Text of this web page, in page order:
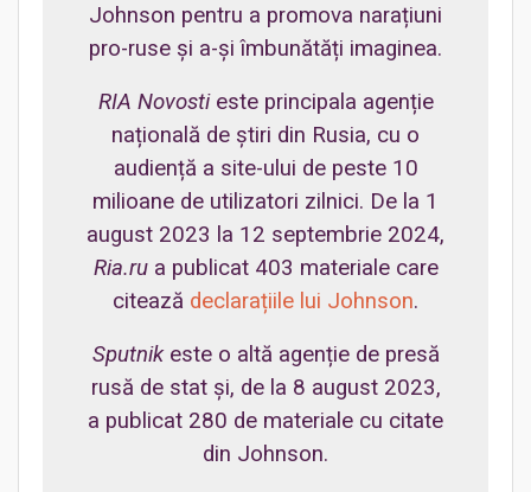
Johnson pentru a promova narațiuni
pro-ruse și a-și îmbunătăți imaginea.
RIA Novostieste principala agenție
națională de știri din Rusia, cu o
audiență a site-ului de peste 10
milioane de utilizatori zilnici. De la 1
august 2023 la 12 septembrie 2024,
Ria.rua publicat 403 materiale care
citează declarațiile lui Johnson.
Sputnikeste o altă agenție de presă
rusă de stat și, de la 8 august 2023,
a publicat 280 de materiale cu citate
din Johnson.